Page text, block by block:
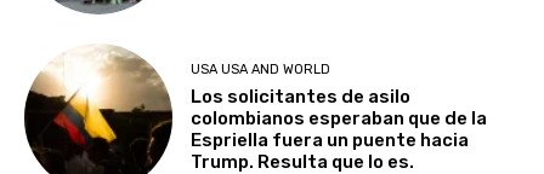
USA USA AND WORLD
Los solicitantes de asilo
colombianos esperaban que de la
Espriella fuera un puente hacia
Trump. Resulta que lo es.